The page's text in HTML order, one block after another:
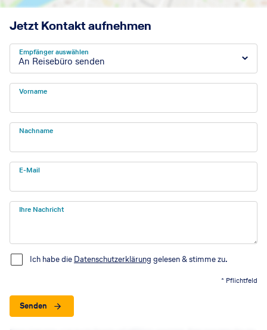
Jetzt Kontakt aufnehmen
An Reisebüro senden
Empfänger auswählen
Vorname
Nachname
E-Mail
Ihre Nachricht
Ich habe die Datenschutzerklärung gelesen & stimme zu.
* Pflichtfeld
Senden